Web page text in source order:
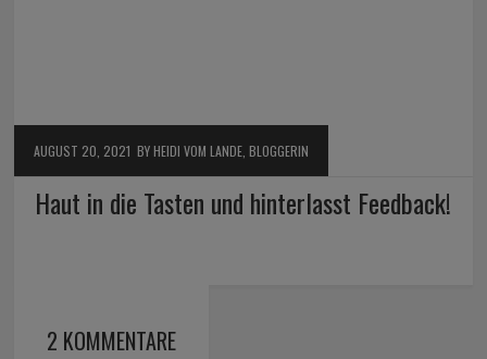
AUGUST 20, 2021 BY HEIDI VOM LANDE, BLOGGERIN
Haut in die Tasten und hinterlasst Feedback!
2 KOMMENTARE